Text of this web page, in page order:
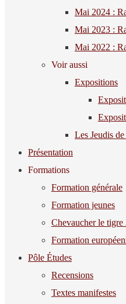
Mai 2024 :
Mai 2023 :
Mai 2022 :
Voir aussi
Expositions
Les Jeudis
Présentation
Formations
Formation générale
Formation jeunes
Chevaucher le tigre
Formation
Pôle Études
Recensions
Textes manifestes